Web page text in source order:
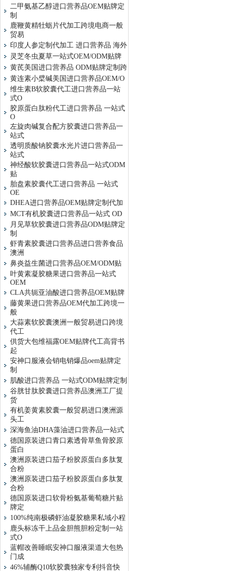
二甲氨基乙醇进口营养品OEM贴牌定
制
鹿鞭黄精牡蛎片代加工跨境电商一般
贸易
印度人参定制代加工 进口营养品 海外
灵芝冬虫夏草一站式OEM/ODM贴牌
黄芪美国进口营养品 ODM贴牌定制跨
黄连素小檗碱美国进口营养品OEM/O
维生素B软胶囊代工进口营养品一站
式O
胶原蛋白肽粉代工进口营养品 一站式
O
左旋肉碱复合配方胶囊进口营养品一
站式
透明质酸钠胶囊水光片进口营养品一
站式
神经酸软胶囊进口营养品一站式ODM
贴
胎盘素胶囊代工进口营养品 一站式
OE
DHEA进口营养品OEM贴牌定制代加
MCT有机胶囊进口营养品一站式 OD
月见草软胶囊进口营养品ODM贴牌定
制
虾青素胶囊进口营养品进口营养食品
澳洲
鼻炎益生菌进口营养品OEM/ODM贴
叶黄素凝胶糖果进口营养品一站式
OEM
CLA共轭亚油酸进口营养品OEM贴牌
藤黄果进口营养品OEM代加工跨境一
般
大蒜素软胶囊澳洲一般贸易进口跨境
代工
供货大包维福露OEM贴牌代工高背书
起
安神口服液会销电销爆品oem贴牌定
制
肌酸进口营养品 一站式ODM贴牌定制
谷胱甘肽胶囊进口营养品澳洲工厂提
货
有机姜黄素胶囊一般贸易进口澳洲源
头工
深海鱼油DHA藻油进口营养品一站式
德国原装进口青口素透骨草鱼骨胶原
蛋白
澳洲原装进口茄子粉胶原蛋白多肽复
合粉
澳洲原装进口茄子粉胶原蛋白多肽复
合粉
德国原装进口软骨粉氨基葡萄糖片贴
牌定
100%纯南极磷虾油凝胶糖果私域小程
鹿头标冻干上品金胆熊胆粉定制一站
式O
蓝帽改善睡眠安神口服液渠道大包热
门成
46%辅酶Q10软胶囊独家专利抖音快